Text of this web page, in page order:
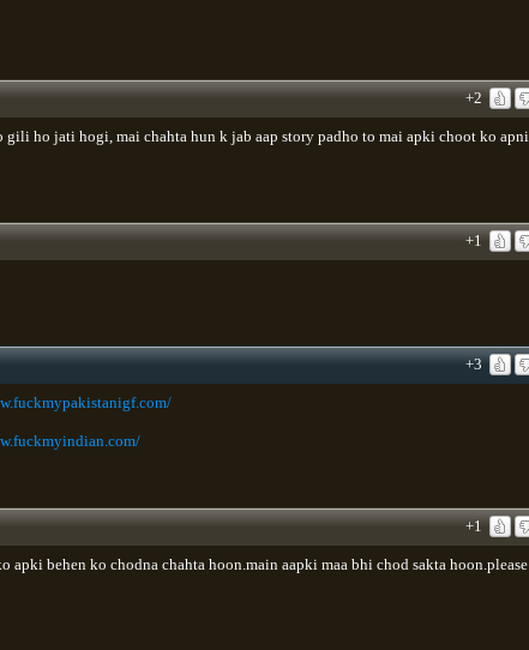
+2
ho jati hogi, mai chahta hun k jab aap story padho to mai apki choot ko apni
+1
+3
+1
apki behen ko chodna chahta hoon.main aapki maa bhi chod sakta hoon.please